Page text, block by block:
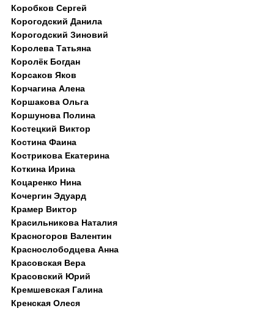
Коробков Сергей
Корогодский Данила
Корогодский Зиновий
Королева Татьяна
Королёк Богдан
Корсаков Яков
Корчагина Алена
Коршакова Ольга
Коршунова Полина
Костецкий Виктор
Костина Фаина
Кострикова Екатерина
Коткина Ирина
Коцаренко Нина
Кочергин Эдуард
Крамер Виктор
Красильникова Наталия
Красногоров Валентин
Краснослободцева Анна
Красовская Вера
Красовский Юрий
Кремшевская Галина
Кренская Олеся